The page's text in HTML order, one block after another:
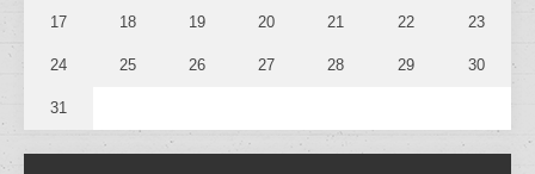
17 18 19 20 21 22 23
24 25 26 27 28 29 30
31